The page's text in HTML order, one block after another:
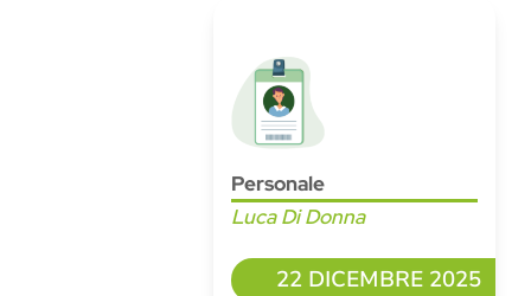
Personale
Luca Di Donna
22 DICEMBRE 2025